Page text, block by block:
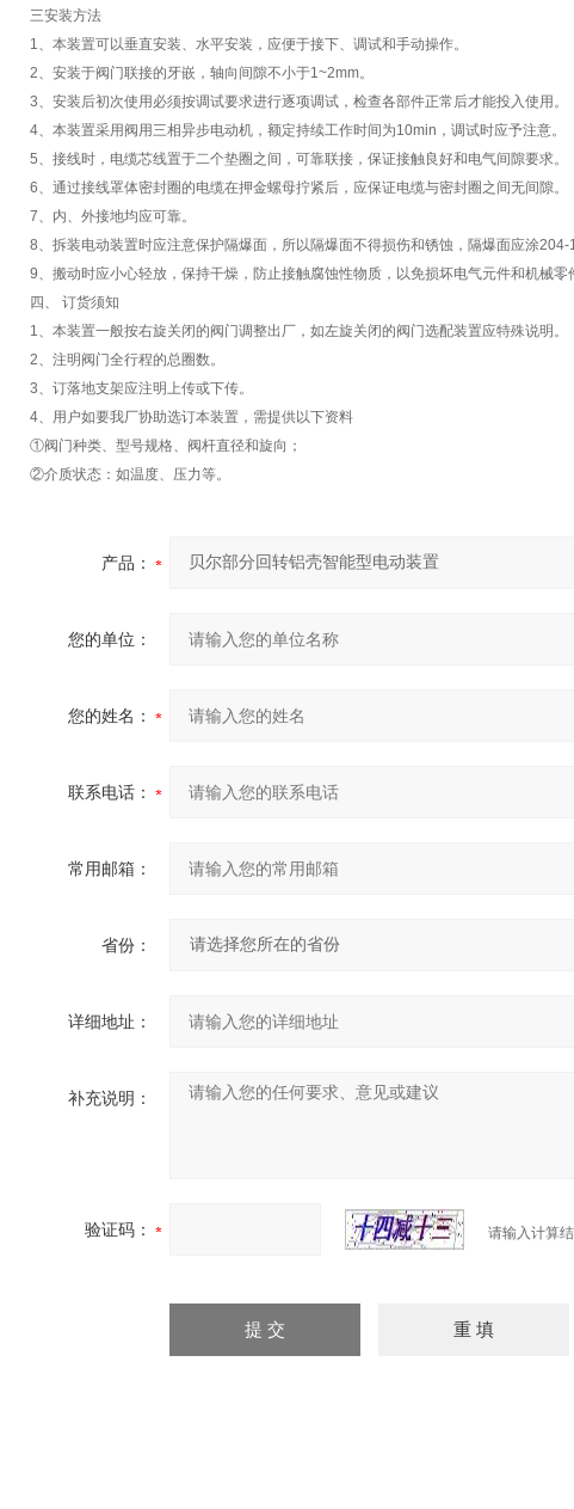
三安装方法
1、本装置可以垂直安装、水平安装，应便于接下、调试和手动操作。
2、安装于阀门联接的牙嵌，轴向间隙不小于1~2mm。
3、安装后初次使用必须按调试要求进行逐项调试，检查各部件正常后才能投入使用。
4、本装置采用阀用三相异步电动机，额定持续工作时间为10min，调试时应予注意。
5、接线时，电缆芯线置于二个垫圈之间，可靠联接，保证接触良好和电气间隙要求。
6、通过接线罩体密封圈的电缆在押金螺母拧紧后，应保证电缆与密封圈之间无间隙。
7、内、外接地均应可靠。
8、拆装电动装置时应注意保护隔爆面，所以隔爆面不得损伤和锈蚀，隔爆面应涂204-1
9、搬动时应小心轻放，保持干燥，防止接触腐蚀性物质，以免损坏电气元件和机械零
四、
订货须知
1、本装置一般按右旋关闭的阀门调整出厂，如左旋关闭的阀门选配装置应特殊说明。
2、注明阀门全行程的总圈数。
3、订落地支架应注明上传或下传。
4、用户如要我厂协助选订本装置，需提供以下资料
①阀门种类、型号规格、阀杆直径和旋向；
②介质状态：如温度、压力等。
产品：
您的单位：
您的姓名：
联系电话：
常用邮箱：
省份：
详细地址：
补充说明：
验证码： 请输入计算